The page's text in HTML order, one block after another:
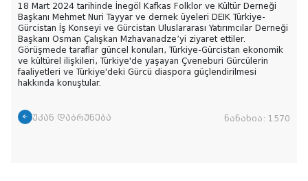
18 Mart 2024 tarihinde İnegöl Kafkas Folklor ve Kültür Derneği
Başkanı Mehmet Nuri Tayyar ve dernek üyeleri DEIK Türkiye-
Gürcistan İş Konseyi ve Gürcistan Uluslararası Yatırımcılar Derneği
Başkanı Osman Çalışkan Mzhavanadze’yi ziyaret ettiler.
Görüşmede taraflar güncel konuları, Türkiye-Gürcistan ekonomik
ve kültürel ilişkileri, Türkiye'de yaşayan Çveneburi Gürcülerin
faaliyetleri ve Türkiye'deki Gürcü diaspora güçlendirilmesi
hakkında konuştular.
უკან დაბრუნება ნანახია: 1570